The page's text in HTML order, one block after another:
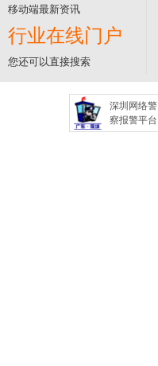
移动端最新资讯
行业在线门户
您还可以直接搜索
深圳网络警
察报警平台